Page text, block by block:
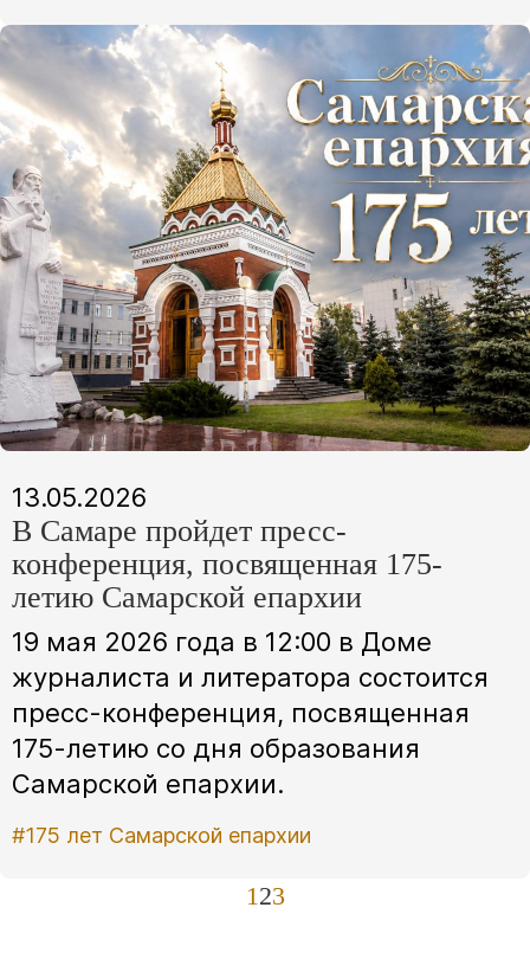
13.05.2026
В Самаре пройдет пресс-
конференция, посвященная 175-
летию Самарской епархии
19 мая 2026 года в 12:00 в Доме
журналиста и литератора состоится
пресс-конференция, посвященная
175-летию со дня образования
Самарской епархии.
#175 лет Самарской епархии
123